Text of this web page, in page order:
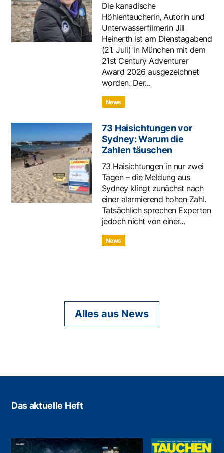
Die kanadische
Höhlentaucherin, Autorin und
Unterwasserfilmerin Jill
Heinerth ist am Dienstagabend
(21. Juli) in München mit dem
21st Century Adventurer
Award 2026 ausgezeichnet
worden. Der...
News
73 Haisichtungen vor
Sydney: Warum die
Zahlen täuschen
73 Haisichtungen in nur zwei
Tagen – die Meldung aus
Sydney klingt zunächst nach
einer alarmierend hohen Zahl.
Tatsächlich sprechen Experten
jedoch nicht von einer...
News
Alles aus News
Das aktuelle Heft